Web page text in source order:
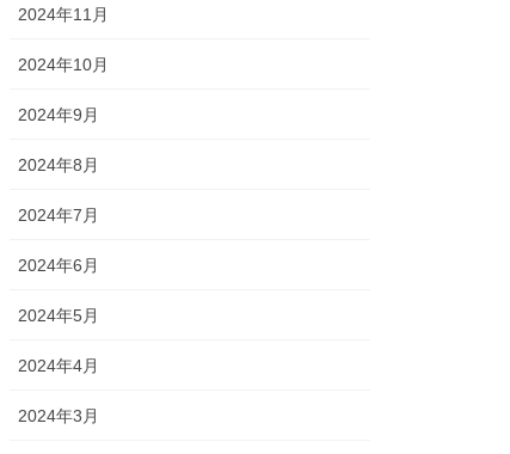
2024年11月
2024年10月
2024年9月
2024年8月
2024年7月
2024年6月
2024年5月
2024年4月
2024年3月